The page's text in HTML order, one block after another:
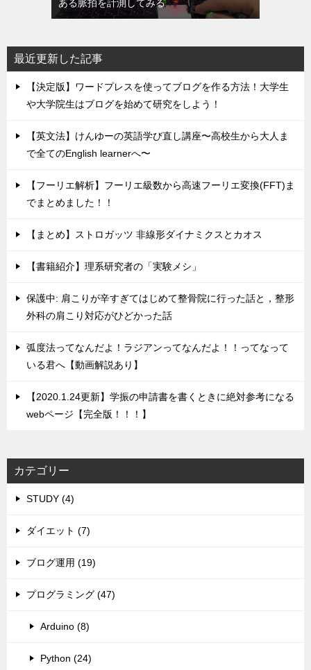
ある脈拍を計測してみる
最近更新した記事
【決定版】ワードプレスを使ってブログを作る方法！大学生
や大学院生はブログを始めて研究をしよう！
【英文法】けんゆーの英語学び直し講座〜高校生から大人ま
で全てのEnglish learnerへ〜
【フーリエ解析】フーリエ級数から高速フーリエ変換(FFT)ま
でまとめました！！
【まとめ】ストロガッツ 非線形ダイナミクスとカオス
【書籍紹介】理系研究者の「実験メシ」
保護中: 肩こりが辛すぎてはじめて整骨院に行った話と，整形
外科の肩こり対応がひどかった話
弧度法ってなんだよ！ラジアンってなんだよ！！ってなって
いる君へ【動画解説あり】
【2020.1.24更新】学振の申請書を書くときに絶対参考になる
webページ【完全版！！！】
カテゴリー
STUDY (4)
ダイエット (7)
ブログ運用 (19)
プログラミング (47)
Arduino (8)
Python (24)